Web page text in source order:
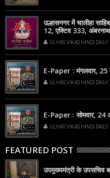
उल्हासनगर में चालीहा
12, एक्टिव 333,
ULHAS VIKAS HINDI DAILY
E-Paper : मंगलवार,
ULHAS VIKAS HINDI DAILY
E-Paper : सोमवार, 24
ULHAS VIKAS HINDI DAILY
FEATURED POST
उपमुख्यमंत्री के उपसचिव